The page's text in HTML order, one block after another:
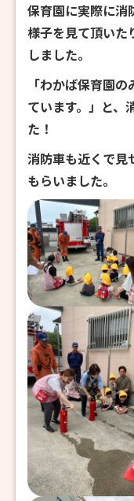
保育園に実際に消
様子を見て頂いた
しました。
「わかば保育園
ています。」と、
た！
消防車も近くで見
もらいました。